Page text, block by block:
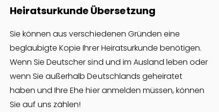
Heiratsurkunde Übersetzung
Sie können aus verschiedenen Gründen eine
beglaubigte Kopie Ihrer Heiratsurkunde benötigen.
Wenn Sie Deutscher sind und im Ausland leben oder
wenn Sie außerhalb Deutschlands geheiratet
haben und Ihre Ehe hier anmelden müssen, können
Sie auf uns zählen!